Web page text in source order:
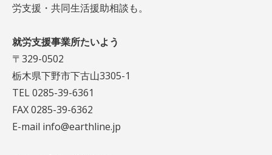
労支援・共同生活援助相談も。
就労支援事業所たいよう
〒329-0502
栃木県下野市下古山3305-1
TEL 0285-39-6361
FAX 0285-39-6362
E-mail info@earthline.jp